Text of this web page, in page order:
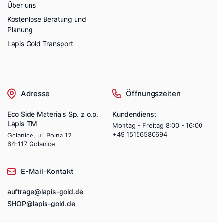
Über uns
Kostenlose Beratung und
Planung
Lapis Gold Transport
Adresse
Eco Side Materials Sp. z o.o.
Lapis TM
Gołanice, ul. Polna 12
64-117 Gołanice
Öffnungszeiten
Kundendienst
Montag - Freitag 8:00 - 16:00
+49 15156580694
E-Mail-Kontakt
auftrage@lapis-gold.de
SHOP@lapis-gold.de